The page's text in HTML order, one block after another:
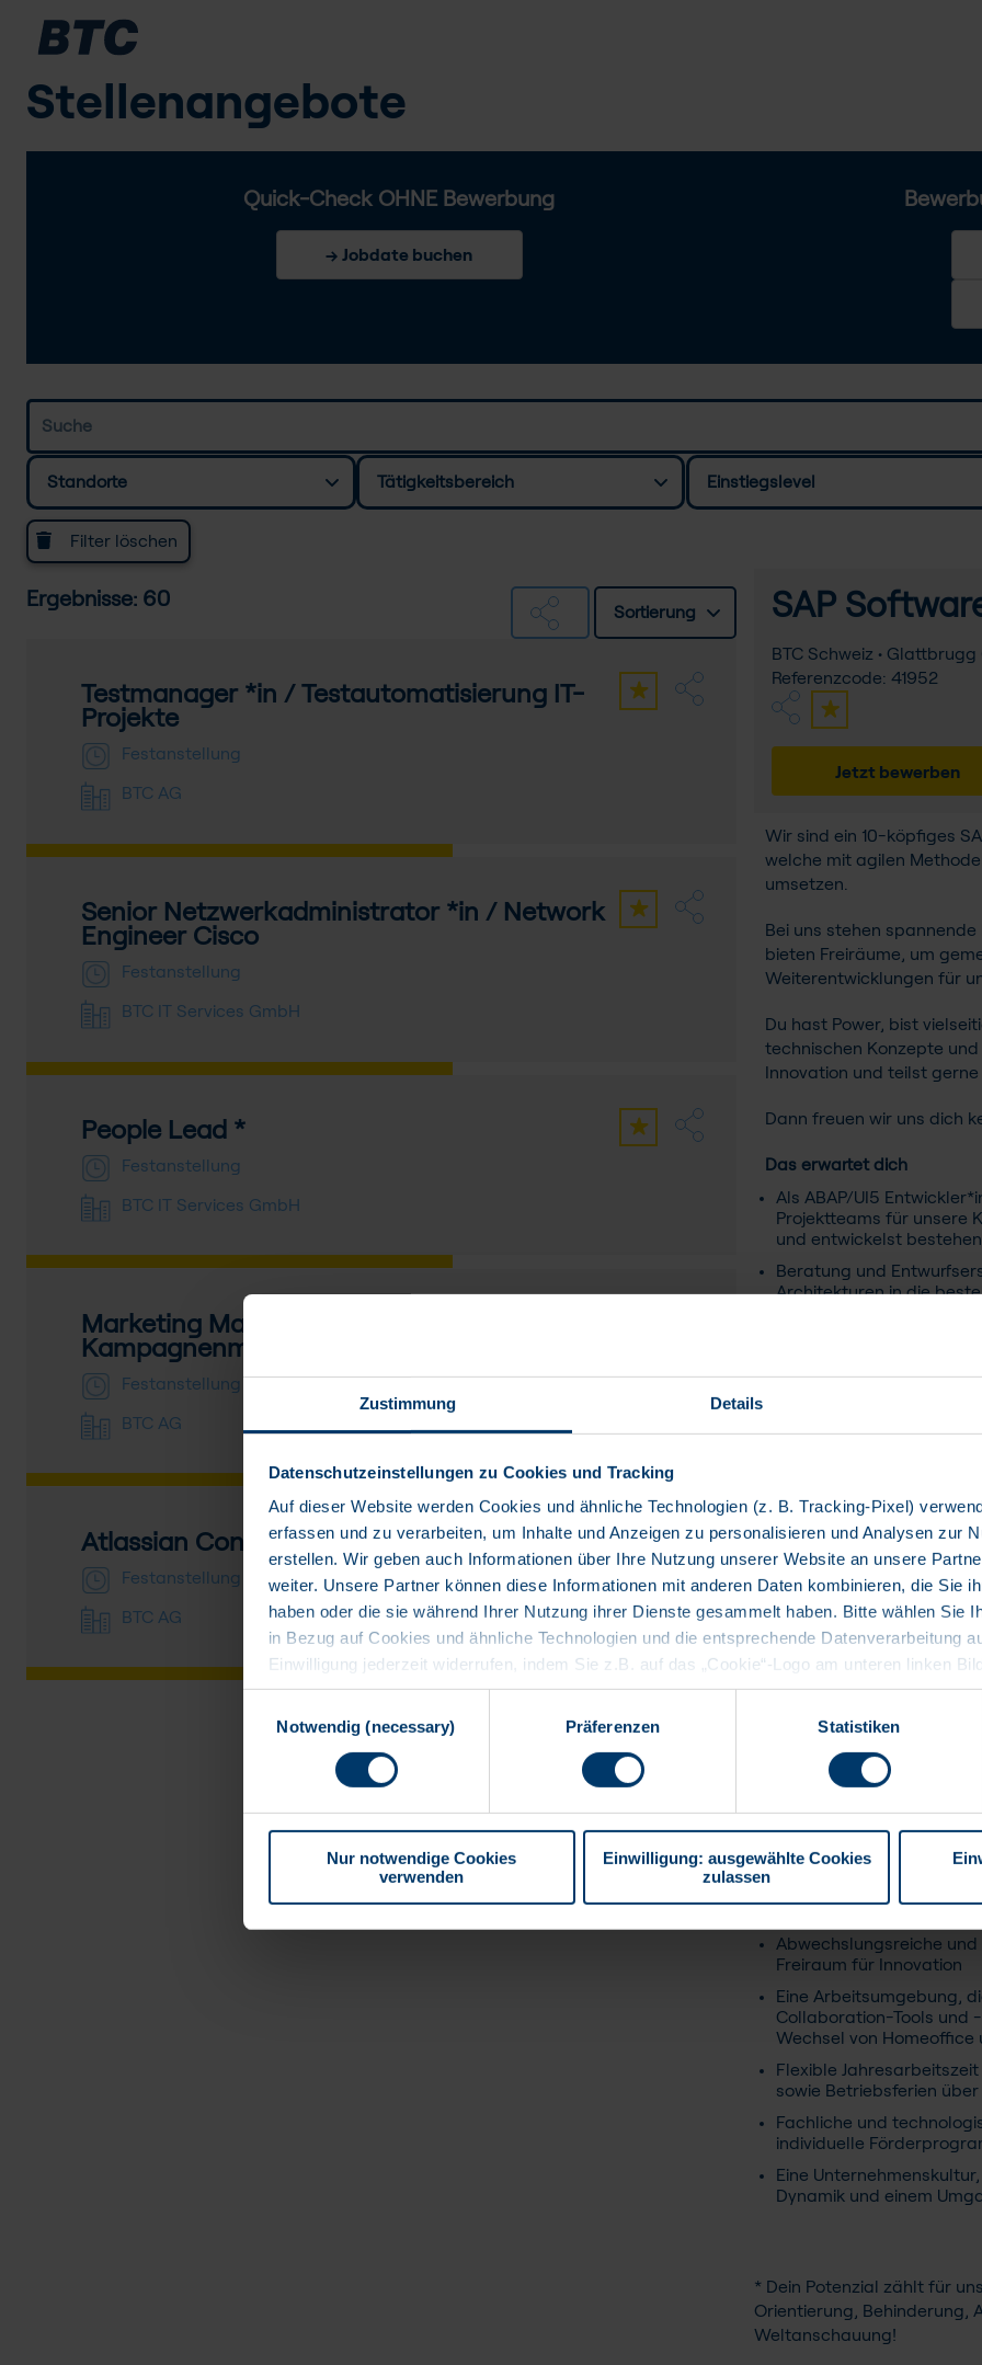
Zustimmung Details
Datenschutzeinstellungen zu Cookies und Tracking
Auf dieser Website werden Cookies und ähnliche Technologien (z. B. Tracking-Pixel)
erfassen und zu verarbeiten, um Inhalte und Anzeigen zu personalisieren und Analysen zur
erstellen. Wir geben auch Informationen über Ihre Nutzung unserer Website an unsere
weiter. Unsere Partner können diese Informationen mit anderen Daten kombinieren, die Sie
haben oder die sie während Ihrer Nutzung ihrer Dienste gesammelt haben. Bitte wählen Sie
in Bezug auf Cookies und ähnliche Technologien und die entsprechende Datenverarbeitung
Einwilligung jederzeit widerrufen, indem Sie z.B. auf das „Cookie“-Logo am unteren linken
Banner wieder aufrufen und die gewünschten Einstellungen vornehmen. Weitere
betreffenden Datenverarbeitung, die Verwendung von Cookies und anderen Technologien,
Datenschutzerklärung
. Hier können Sie außerdem unser Impressum einsehen .
Notwendig (necessary)
Präferenzen Statistiken
Nur notwendige Cookies
verwenden
Einwilligung: ausgewählte Cookies
zulassen
Stellenangebote
Quick-Check OHNE Bewerbung
→ Jobdate buchen
Standorte Tätigkeitsbereich Einstiegslevel
Filter löschen
Ergebnisse: 60
Sortierung
Testmanager *in / Testautomatisierung IT-
Projekte
Festanstellung
BTC AG
Senior Netzwerkadministrator *in / Network
Engineer Cisco
Festanstellung
BTC IT Services GmbH
People Lead *
Festanstellung
BTC IT Services GmbH
Marketing Manager *in /
Kampagnenmanager *in
Festanstellung
BTC AG
Atlassian Consultant *
Festanstellung
BTC AG
SAP
BTC Schweiz • Glattbrugg
Referenzcode: 41952
Jetzt bewerben
Wir sind ein 10-köpfiges
welche mit agilen
umsetzen.
Bei uns stehen
bieten Freiräume, um
Weiterentwicklungen für
Du hast Power, bist
technischen Konzepte
Innovation und teilst
Dann freuen wir uns dich
Das erwartet dich
Als ABAP/UI5
Projektteams für unsere
und entwickelst
Beratung und
Architekturen in die
Bei Neuentwicklungen
Workshops die
Du übernimmst die
Entwicklungen in
Du prüfst die im SAP
Das bringst du mit
Abgeschlossene/s
Kenntnisse in SAP ABAP
von SAP UI5 Apps.
Erfahrung mit Web-
Erfahrungen in der
Du hast Interesse
einzuarbeiten, dein
Themenbereich
Gute Deutsch- und
Bereitschaft zu
Abwechslungsreiche
Freiraum für Innovation
Eine Arbeitsumgebung,
Collaboration-Tools und
Wechsel von
Flexible
sowie Betriebsferien
Fachliche und
individuelle
Eine
Dynamik und einem
* Dein Potenzial zählt für
Orientierung, Behinderung,
Weltanschauung!